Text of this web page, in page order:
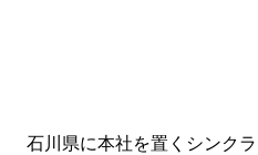
石川県に本社を置くシンク